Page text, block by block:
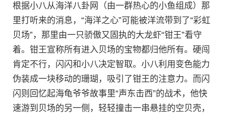
根据小八从海洋八卦网（由一群热心的小鱼组成）那
里打听来的消息，“海洋之心”可能被洋流带到了“彩虹
贝场”，那里由一只骄傲又固执的大龙虾“钳王”看守
着。钳王宣称所有进入贝场的宝物都归他所有。硬闯
肯定不行，闪闪和小八决定智取。小八利用变色能力
伪装成一块移动的珊瑚，吸引了钳王的注意力。而闪
闪则回忆起海龟爷爷故事里“声东击西”的战术，他快
速游到贝场的另一侧，轻轻撞击一串悬挂的空贝壳，